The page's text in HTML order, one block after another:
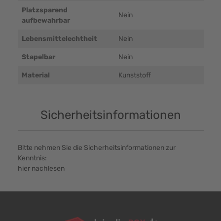
Platzsparend
aufbewahrbar
Nein
Lebensmittelechtheit Nein
Stapelbar Nein
Material Kunststoff
Sicherheitsinformationen
Bitte nehmen Sie die Sicherheitsinformationen zur
Kenntnis:
hier nachlesen